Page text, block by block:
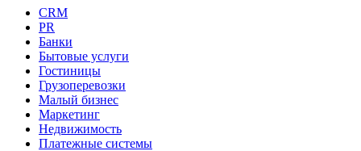
CRM
PR
Банки
Бытовые услуги
Гостиницы
Грузоперевозки
Малый бизнес
Маркетинг
Недвижимость
Платежные системы